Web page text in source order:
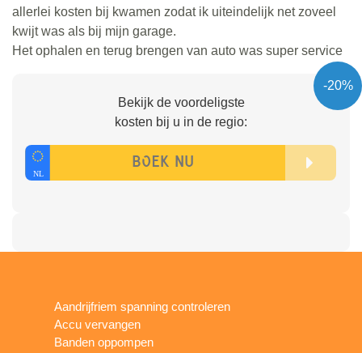
allerlei kosten bij kwamen zodat ik uiteindelijk net zoveel
kwijt was als bij mijn garage.
Het ophalen en terug brengen van auto was super service
-20%
Bekijk de voordeligste
kosten bij u in de regio:
Aandrijfriem spanning controleren
Accu vervangen
Banden oppompen